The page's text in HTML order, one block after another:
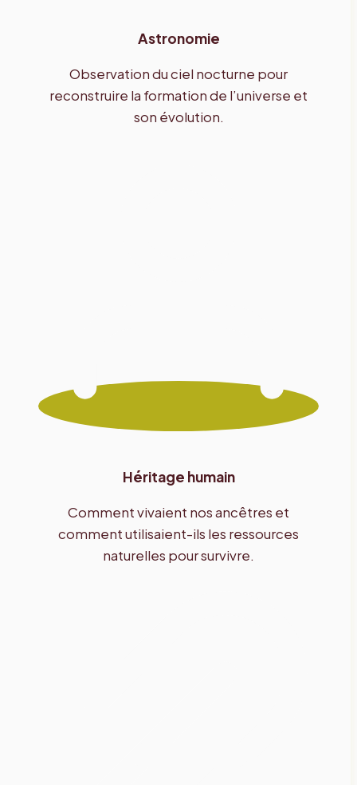
Astronomie
Observation du ciel nocturne pour
reconstruire la formation de l’universe et
son évolution.
Héritage humain
Comment vivaient nos ancêtres et
comment utilisaient-ils les ressources
naturelles pour survivre.